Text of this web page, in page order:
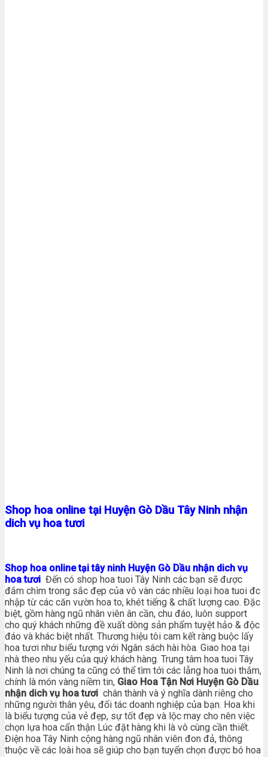
Shop hoa online tại Huyện Gò Dầu Tây Ninh nhận
dich vụ hoa tươi
Shop hoa online tại tây ninh Huyện Gò Dầu nhận dich vụ
hoa tươi Đến có shop hoa tuoi Tây Ninh các bạn sẽ được
đắm chìm trong sắc đẹp của vô vàn các nhiều loại hoa tuoi đc
nhập từ các căn vườn hoa to, khét tiếng & chất lượng cao. Đặc
biệt, gồm hàng ngũ nhân viên ân cần, chu đáo, luôn support
cho quý khách những đề xuất dòng sản phẩm tuyệt hảo & độc
đáo và khác biệt nhất. Thương hiệu tôi cam kết ràng buộc lấy
hoa tươi như biểu tượng với Ngân sách hài hòa. Giao hoa tại
nhà theo nhu yếu của quý khách hàng. Trung tâm hoa tuoi Tây
Ninh là nơi chúng ta cũng có thể tìm tới các lẵng hoa tuoi thắm,
chính là món vàng niềm tin, Giao Hoa Tận Nơi Huyện Gò Dầu
nhận dich vụ hoa tươi chân thành và ý nghĩa dành riêng cho
những người thân yêu, đối tác doanh nghiệp của bạn. Hoa khi
là biểu tượng của vẻ đẹp, sự tốt đẹp và lộc may cho nên việc
chọn lựa hoa cẩn thận Lúc đặt hàng khi là vô cùng cần thiết.
Điện hoa Tây Ninh cộng hàng ngũ nhân viên đon đả, thông
thuộc về các loài hoa sẽ giúp cho bạn tuyển chọn được bó hoa